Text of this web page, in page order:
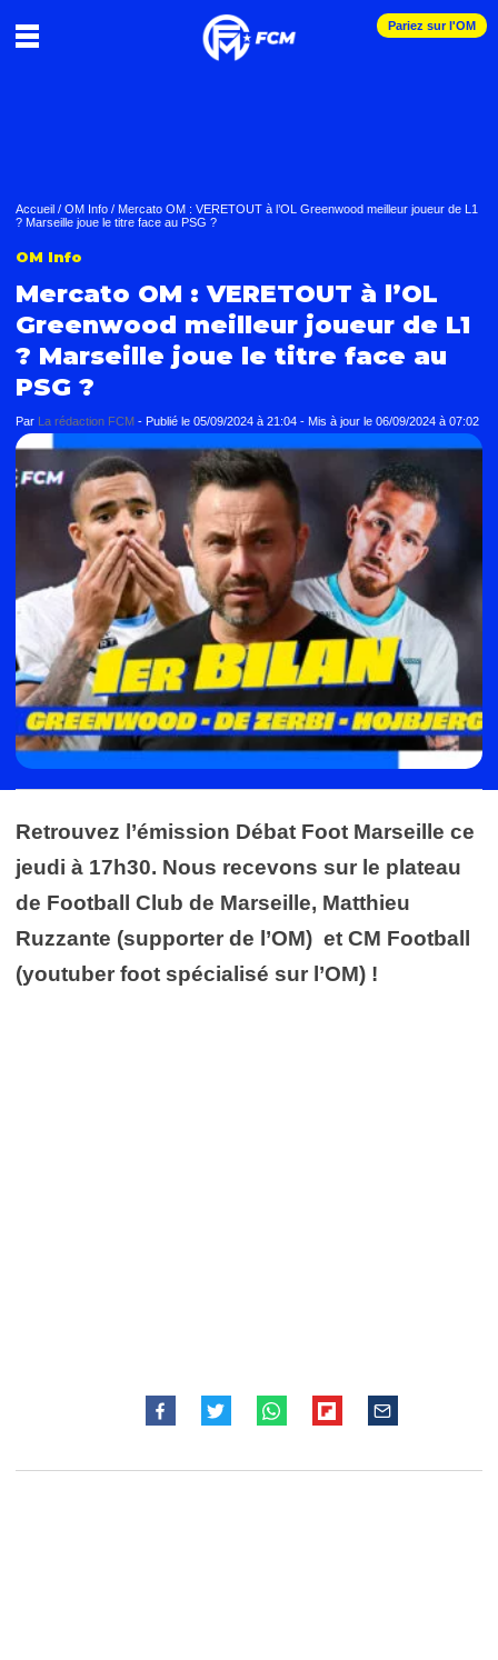
Pariez sur l'OM
Accueil / OM Info / Mercato OM : VERETOUT à l’OL Greenwood meilleur joueur de L1
? Marseille joue le titre face au PSG ?
OM Info
Mercato OM : VERETOUT à l’OL
Greenwood meilleur joueur de L1
? Marseille joue le titre face au
PSG ?
Par La rédaction FCM - Publié le 05/09/2024 à 21:04 - Mis à jour le 06/09/2024 à 07:02
Retrouvez l’émission Débat Foot Marseille ce
jeudi à 17h30. Nous recevons sur le plateau
de Football Club de Marseille, Matthieu
Ruzzante (supporter de l’OM) et CM Football
(youtuber foot spécialisé sur l’OM) !